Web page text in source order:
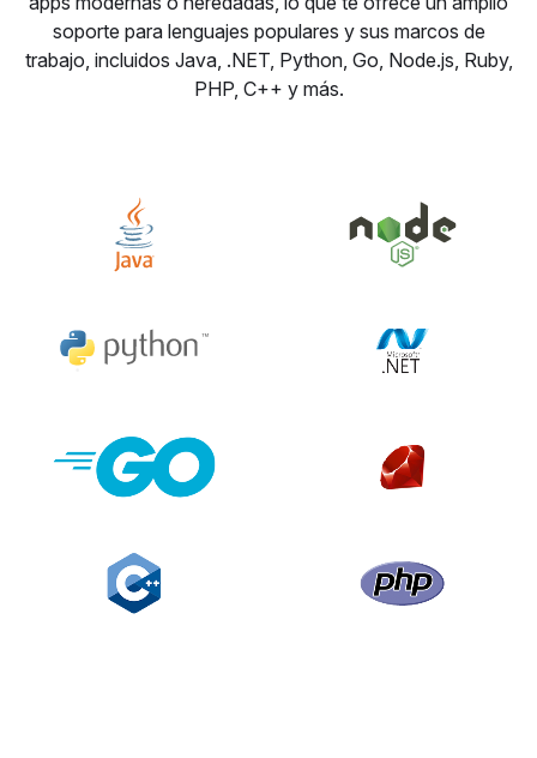
soporte para lenguajes populares y sus marcos de
trabajo, incluidos Java, .NET, Python, Go, Node.js, Ruby,
PHP, C++ y más.